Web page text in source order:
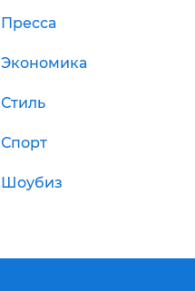
Пресса
Экономика
Стиль
Спорт
Шоубиз